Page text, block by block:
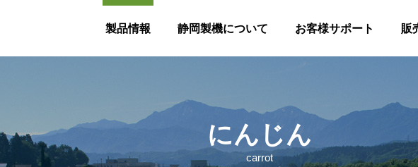
製品情報 静岡製機について お客様サポート 販
にんじん
carrot